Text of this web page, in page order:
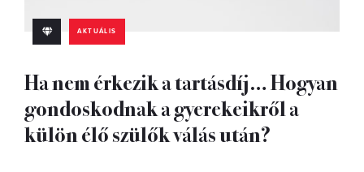
AKTUÁLIS
Ha nem érkezik a tartásdíj… Hogyan
gondoskodnak a gyerekeikről a
külön élő szülők válás után?